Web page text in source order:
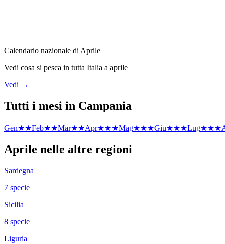
Calendario nazionale di Aprile
Vedi cosa si pesca in tutta Italia a aprile
Vedi →
Tutti i mesi in Campania
Gen★★Feb★★Mar★★Apr★★★Mag★★★Giu★★★Lug★★★
Aprile nelle altre regioni
Sardegna
7 specie
Sicilia
8 specie
Liguria